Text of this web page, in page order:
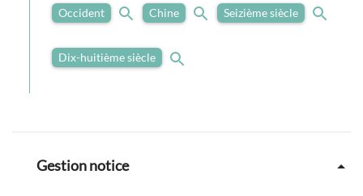
Occident Chine Seizième siècle
Dix-huitième siècle
Gestion notice